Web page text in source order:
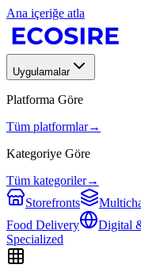
Ana içeriğe atla
Uygulamalar
Platforma Göre
Tüm platformlar→
Kategoriye Göre
Tüm kategoriler→
Storefronts
Food Delivery
Digital
Specialized